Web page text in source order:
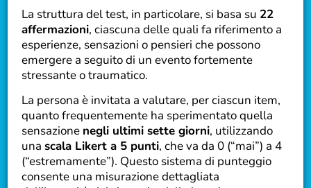
La struttura del test, in particolare, si basa su 22
affermazioni, ciascuna delle quali fa riferimento a
esperienze, sensazioni o pensieri che possono
emergere a seguito di un evento fortemente
stressante o traumatico.
La persona è invitata a valutare, per ciascun item,
quanto frequentemente ha sperimentato quella
sensazione negli ultimi sette giorni, utilizzando
unascala Likert a 5 punti, che va da 0 (“mai”) a 4
(“estremamente”). Questo sistema di punteggio
consente una misurazione dettagliata